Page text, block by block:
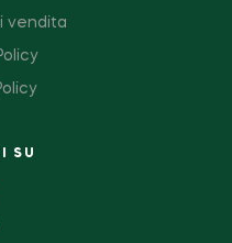
vendita
SU